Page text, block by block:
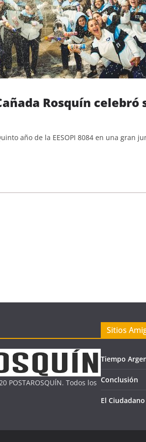
Rosquín
año de la EESOPI 8084 en una gran
POSTAROSQUÍN. Todos los
Sitios
Tiempo
Conclusión
El Ciudadano